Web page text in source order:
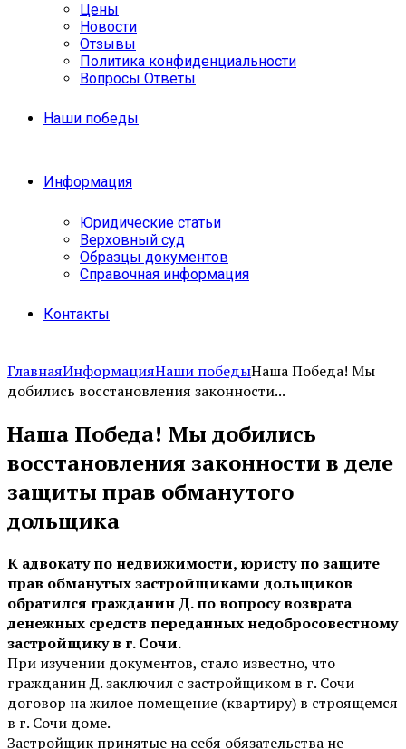
Цены
Новости
Отзывы
Политика конфиденциальности
Вопросы Ответы
Наши победы
Информация
Юридические статьи
Верховный суд
Образцы документов
Справочная информация
Контакты
ГлавнаяИнформацияНаши победыНаша Победа! Мы
добились восстановления законности...
Наша Победа! Мы добились
восстановления законности в деле
защиты прав обманутого
дольщика
К адвокату по недвижимости, юристу по защите
прав обманутых застройщиками дольщиков
обратился гражданин Д. по вопросу возврата
денежных средств переданных недобросовестному
застройщику в г. Сочи.
При изучении документов, стало известно, что
гражданин Д. заключил с застройщиком в г. Сочи
договор на жилое помещение (квартиру) в строящемся
в г. Сочи доме.
Застройщик принятые на себя обязательства не